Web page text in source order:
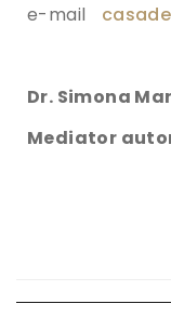
e-mail
Dr. Simona
Mediator